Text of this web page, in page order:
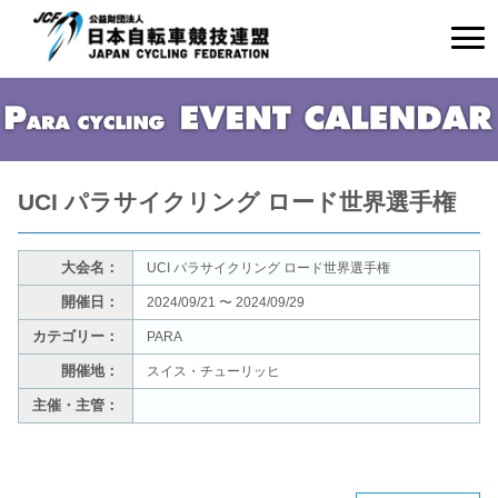
UCI パラサイクリング ロード世界選手権
大会名： UCI パラサイクリング ロード世界選手権
開催日： 2024/09/21 〜 2024/09/29
カテゴリー： PARA
開催地： スイス・チューリッヒ
主催・主管：